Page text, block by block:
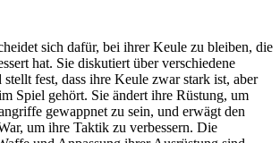
sich dafür, bei ihrer Keule zu bleiben, die
hat. Sie diskutiert über verschiedene
fest, dass ihre Keule zwar stark ist, aber
Spiel gehört. Sie ändert ihre Rüstung, um
gewappnet zu sein, und erwägt den
um ihre Taktik zu verbessern. Die